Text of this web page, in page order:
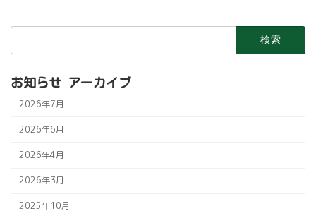
検
お知らせ アーカイブ
2026年7月
2026年6月
2026年4月
2026年3月
2025年10月